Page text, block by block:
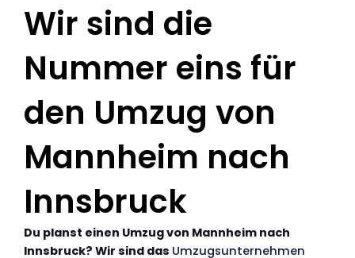
Wir sind die
Nummer eins für
den Umzug von
Mannheim nach
Innsbruck
Du planst einen Umzug von Mannheim nach
Innsbruck? Wir sind das Umzugsunternehmen